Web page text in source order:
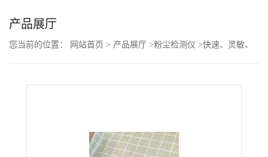
页
公
产品展厅
您当前的位置： 网站首页 > 产品展厅 >粉尘检测仪 >快速、灵敏、